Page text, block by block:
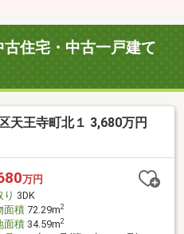
住宅・中古一戸建て
天王寺町北１ 3,680万円
万円
り 3DK
面積72.29m2
面積34.59m2